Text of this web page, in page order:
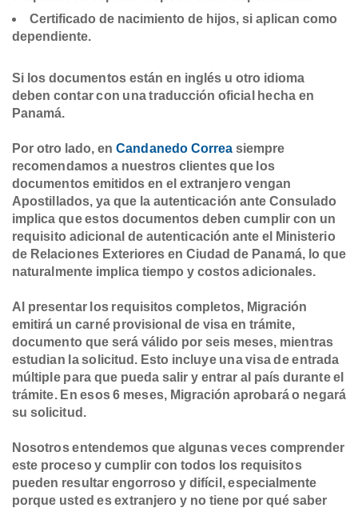
Certificado de nacimiento de hijos, si aplican como
dependiente.
Si los documentos están en inglés u otro idioma
deben contar con una traducción oficial hecha en
Panamá.
Por otro lado, enCandanedo Correa siempre
recomendamos a nuestros clientes que los
documentos emitidos en el extranjero vengan
Apostillados, ya que la autenticación ante Consulado
implica que estos documentos deben cumplir con un
requisito adicional de autenticación ante el Ministerio
de Relaciones Exteriores en Ciudad de Panamá, lo que
naturalmente implica tiempo y costos adicionales.
Al presentar los requisitos completos, Migración
emitirá un carné provisional de visa en trámite,
documento que será válido por seis meses, mientras
estudian la solicitud. Esto incluye una visa de entrada
múltiple para que pueda salir y entrar al país durante el
trámite. En esos 6 meses, Migración aprobará o negará
su solicitud.
Nosotros entendemos que algunas veces comprender
este proceso y cumplir con todos los requisitos
pueden resultar engorroso y difícil, especialmente
porque usted es extranjero y no tiene por qué saber